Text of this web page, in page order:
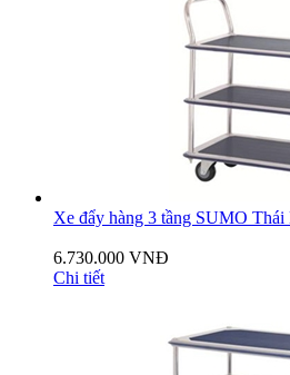
Xe đẩy hàng 3 tầng SUMO
6.730.000 VNĐ
Chi tiết